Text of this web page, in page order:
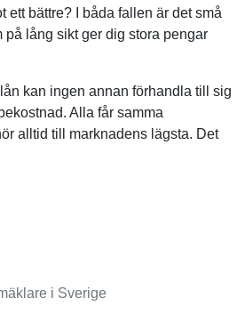
ett bättre? I båda fallen är det små
på lång sikt ger dig stora pengar
kan ingen annan förhandla till sig
Alla får samma
alltid till marknadens lägsta. Det
i Sverige